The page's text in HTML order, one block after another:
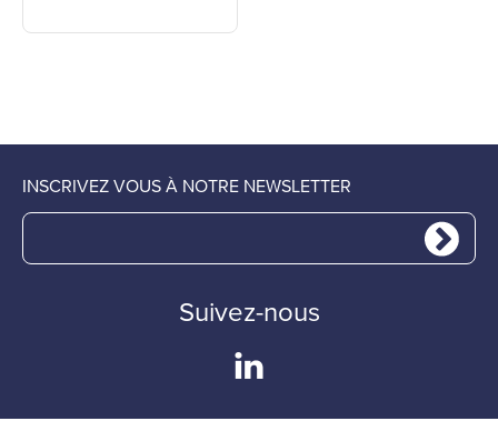
INSCRIVEZ VOUS À NOTRE NEWSLETTER
Suivez-nous